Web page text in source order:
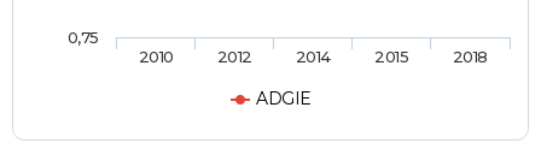
ADGIE
2010 2012 2014 2015 2018
0,75